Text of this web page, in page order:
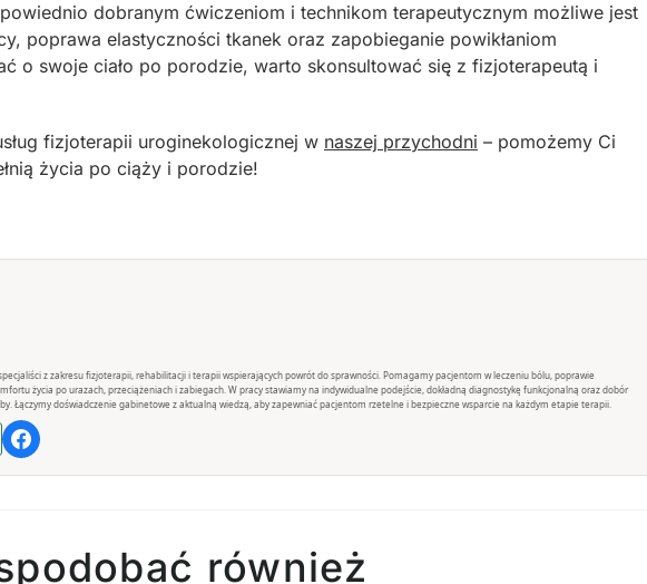
dobranym ćwiczeniom i technikom terapeutycznym możliwe jest
poprawa elastyczności tkanek oraz zapobieganie powikłaniom
o swoje ciało po porodzie, warto skonsultować się z fizjoterapeutą i
fizjoterapii uroginekologicznej w naszej przychodni – pomożemy Ci
życia po ciąży i porodzie!
z zakresu fizjoterapii, rehabilitacji i terapii wspierających powrót do sprawności. Pomagamy pacjentom w leczeniu bólu, poprawie
życia po urazach, przeciążeniach i zabiegach. W pracy stawiamy na indywidualne podejście, dokładną diagnostykę funkcjonalną oraz dobór
Łączymy doświadczenie gabinetowe z aktualną wiedzą, aby zapewniać pacjentom rzetelne i bezpieczne wsparcie na każdym etapie terapii.
również